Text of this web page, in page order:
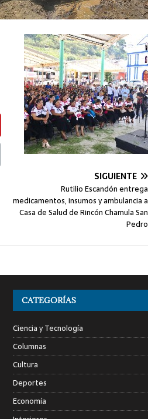
SIGUIENTE
Rutilio Escandón entrega
medicamentos, insumos y ambulancia a
Casa de Salud de Rincón Chamula San
Pedro
CATEGORÍAS
Ciencia y Tecnología
Columnas
Cultura
Deportes
Economía